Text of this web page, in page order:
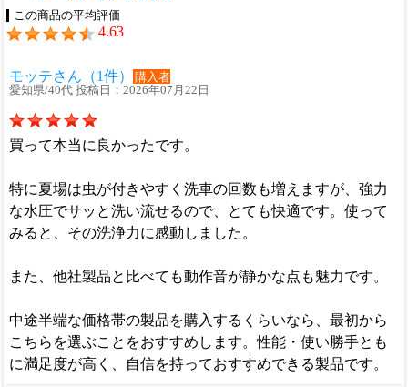
この商品の平均評価
4.63
モッテさん（1件）
購入者
愛知県/40代 投稿日：2026年07月22日
買って本当に良かったです。
特に夏場は虫が付きやすく洗車の回数も増えますが、強力
な水圧でサッと洗い流せるので、とても快適です。使って
みると、その洗浄力に感動しました。
また、他社製品と比べても動作音が静かな点も魅力です。
中途半端な価格帯の製品を購入するくらいなら、最初から
こちらを選ぶことをおすすめします。性能・使い勝手とも
に満足度が高く、自信を持っておすすめできる製品です。